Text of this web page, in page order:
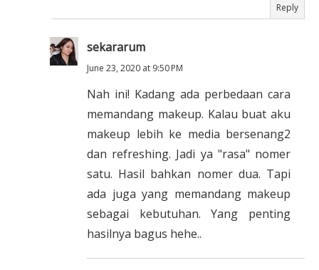
Reply
sekararum
June 23, 2020 at 9:50 PM
Nah ini! Kadang ada perbedaan cara
memandang makeup. Kalau buat aku
makeup lebih ke media bersenang2
dan refreshing. Jadi ya "rasa" nomer
satu. Hasil bahkan nomer dua. Tapi
ada juga yang memandang makeup
sebagai kebutuhan. Yang penting
hasilnya bagus hehe..